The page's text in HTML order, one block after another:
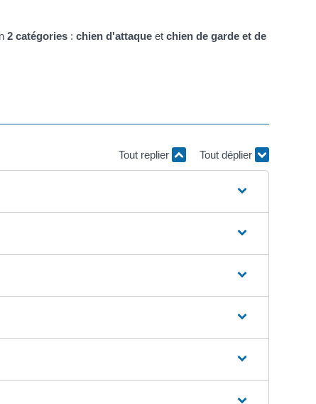
2 catégories : chien d'attaque et chien de garde et de
Tout replier Tout déplier